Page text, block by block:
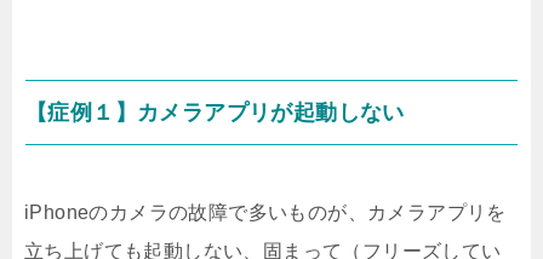
【症例１】カメラアプリが起動しない
iPhoneのカメラの故障で多いものが、カメラアプリを
立ち上げても起動しない、固まって（フリーズしてい